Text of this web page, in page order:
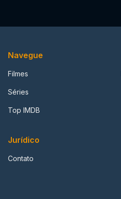
Navegue
Filmes
Séries
Top IMDB
Jurídico
Contato